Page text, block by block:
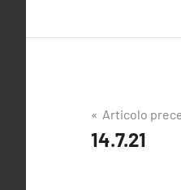
articoli
Articolo
14.7.21